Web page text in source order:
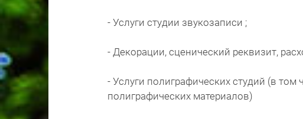
- Услуги студии звукозаписи ;
- Декорации, сценический реквизит,
- Услуги полиграфических студий (в
полиграфических материалов)